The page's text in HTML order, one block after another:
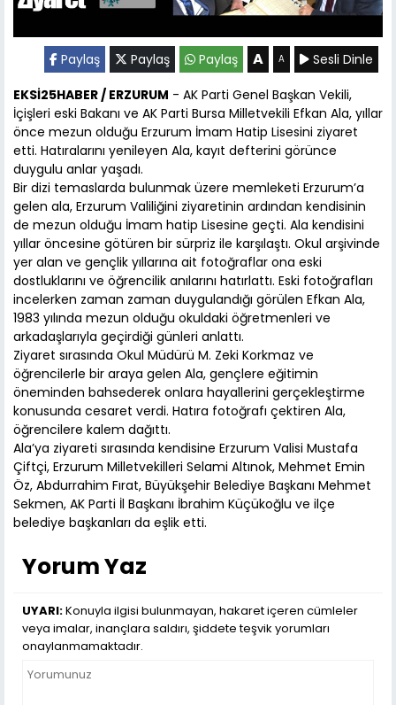
Paylaş Paylaş Paylaş A A
Sesli Dinle
EKSİ25HABER / ERZURUM - AK Parti Genel Başkan Vekili,
İçişleri eski Bakanı ve AK Parti Bursa Milletvekili Efkan Ala, yıllar
önce mezun olduğu Erzurum İmam Hatip Lisesini ziyaret
etti. Hatıralarını yenileyen Ala, kayıt defterini görünce
duygulu anlar yaşadı.
Bir dizi temaslarda bulunmak üzere memleketi Erzurum’a
gelen ala, Erzurum Valiliğini ziyaretinin ardından kendisinin
de mezun olduğu İmam hatip Lisesine geçti. Ala kendisini
yıllar öncesine götüren bir sürpriz ile karşılaştı. Okul arşivinde
yer alan ve gençlik yıllarına ait fotoğraflar ona eski
dostluklarını ve öğrencilik anılarını hatırlattı. Eski fotoğrafları
incelerken zaman zaman duygulandığı görülen Efkan Ala,
1983 yılında mezun olduğu okuldaki öğretmenleri ve
arkadaşlarıyla geçirdiği günleri anlattı.
Ziyaret sırasında Okul Müdürü M. Zeki Korkmaz ve
öğrencilerle bir araya gelen Ala, gençlere eğitimin
öneminden bahsederek onlara hayallerini gerçekleştirme
konusunda cesaret verdi. Hatıra fotoğrafı çektiren Ala,
öğrencilere kalem dağıttı.
Ala’ya ziyareti sırasında kendisine Erzurum Valisi Mustafa
Çiftçi, Erzurum Milletvekilleri Selami Altınok, Mehmet Emin
Öz, Abdurrahim Fırat, Büyükşehir Belediye Başkanı Mehmet
Sekmen, AK Parti İl Başkanı İbrahim Küçükoğlu ve ilçe
belediye başkanları da eşlik etti.
Yorum Yaz
UYARI:Konuyla ilgisi bulunmayan, hakaret içeren cümleler
veya imalar, inançlara saldırı, şiddete teşvik yorumları
onaylanmamaktadır.